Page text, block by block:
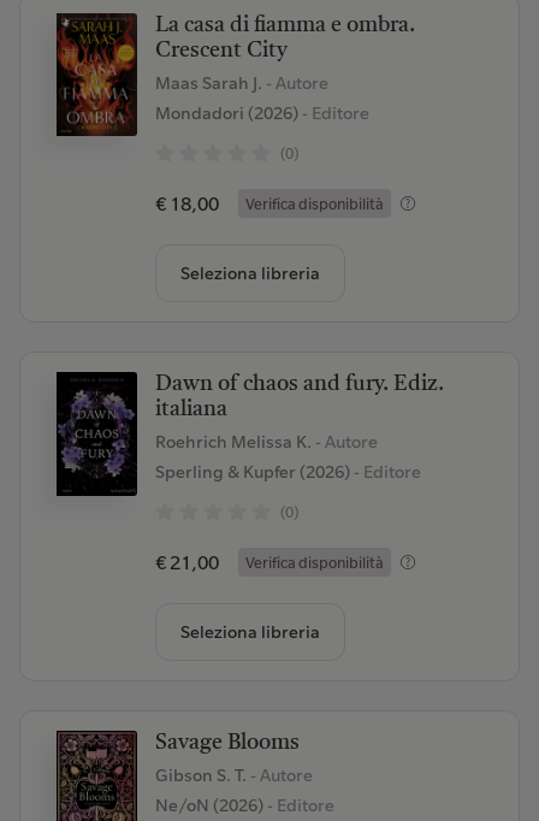
La casa di fiamma e ombra.
Crescent City
Maas Sarah J. - Autore
Mondadori (2026)- Editore
(0)
€ 18,00 Verifica disponibilità
Seleziona libreria
Dawn of chaos and fury. Ediz.
italiana
Roehrich Melissa K. - Autore
Sperling & Kupfer (2026)- Editore
(0)
€ 21,00 Verifica disponibilità
Seleziona libreria
Savage Blooms
Gibson S. T. - Autore
Ne/oN (2026)- Editore